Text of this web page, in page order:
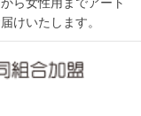
けいたします。